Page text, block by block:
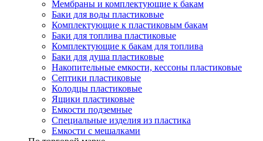
Мембраны и комплектующие к бакам
Баки для воды пластиковые
Комплектующие к пластиковым бакам
Баки для топлива пластиковые
Комплектующие к бакам для топлива
Баки для душа пластиковые
Накопительные емкости, кессоны пластиковые
Септики пластиковые
Колодцы пластиковые
Ящики пластиковые
Емкости подземные
Специальные изделия из пластика
Емкости с мешалками